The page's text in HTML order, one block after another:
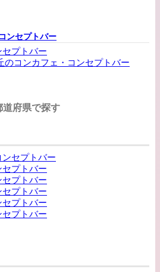
ンセプトバー
プトバー
のコンカフェ・コンセプトバー
道府県で探す
セプトバー
プトバー
プトバー
プトバー
プトバー
プトバー